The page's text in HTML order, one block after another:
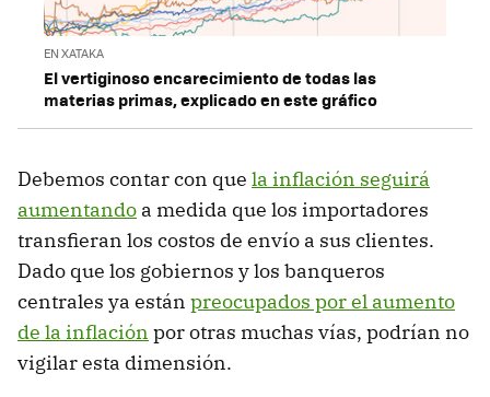
EN XATAKA
El vertiginoso encarecimiento de todas las
materias primas, explicado en este gráfico
Debemos contar con que la inflación seguirá
aumentando a medida que los importadores
transfieran los costos de envío a sus clientes.
Dado que los gobiernos y los banqueros
centrales ya están preocupados por el aumento
de la inflación por otras muchas vías, podrían no
vigilar esta dimensión.